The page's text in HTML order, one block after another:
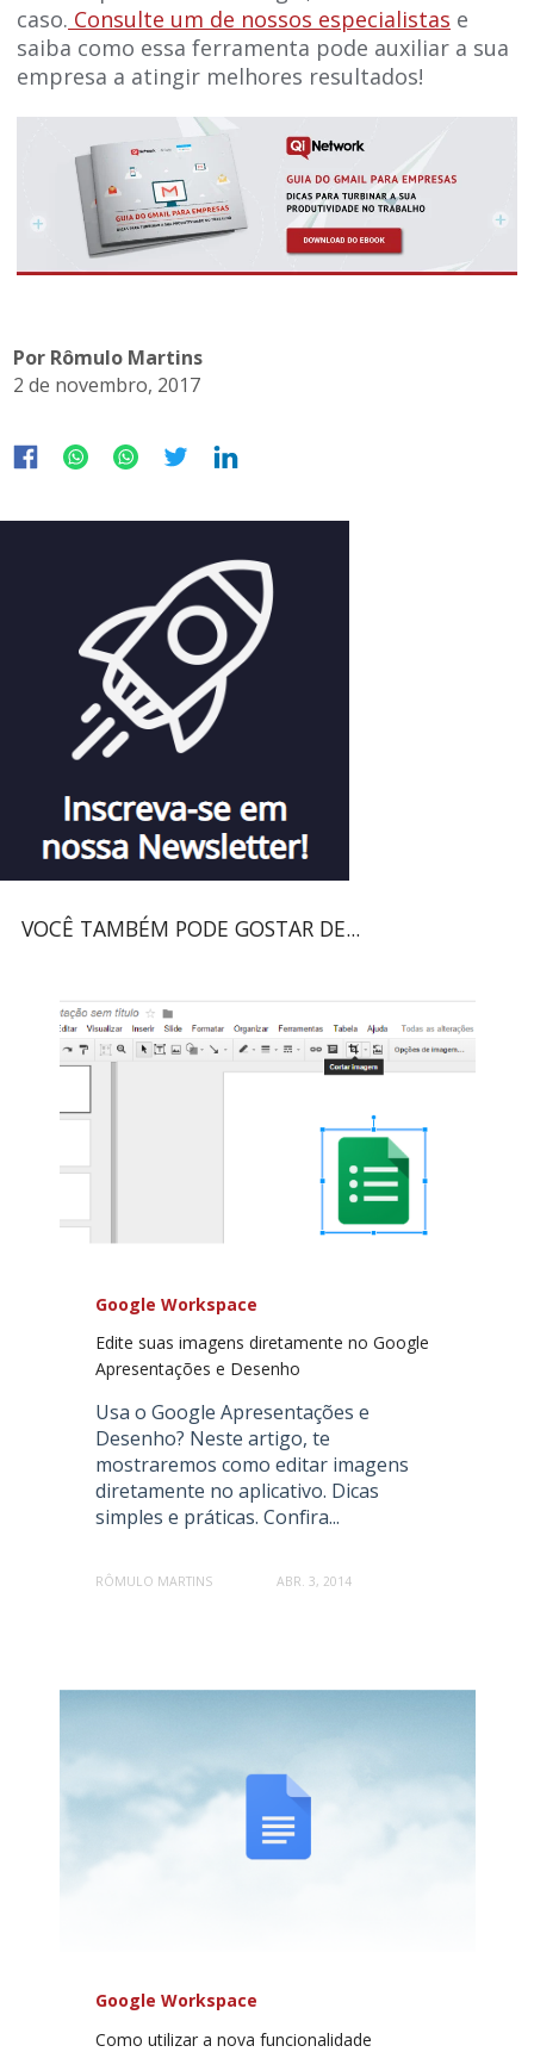
caso. Consulte um de nossos especialistas e
saiba como essa ferramenta pode auxiliar a sua
empresa a atingir melhores resultados!
Por Rômulo Martins
2 de novembro, 2017
VOCÊ TAMBÉM PODE GOSTAR DE...
Google Workspace
Edite suas imagens diretamente no Google
Apresentações e Desenho
Usa o Google Apresentações e
Desenho? Neste artigo, te
mostraremos como editar imagens
diretamente no aplicativo. Dicas
simples e práticas. Confira...
RÔMULO MARTINS ABR. 3, 2014
Google Workspace
Como utilizar a nova funcionalidade